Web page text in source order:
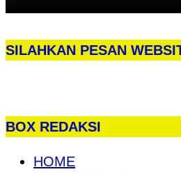
SILAHKAN PESAN
BOX REDAKSI
HOME